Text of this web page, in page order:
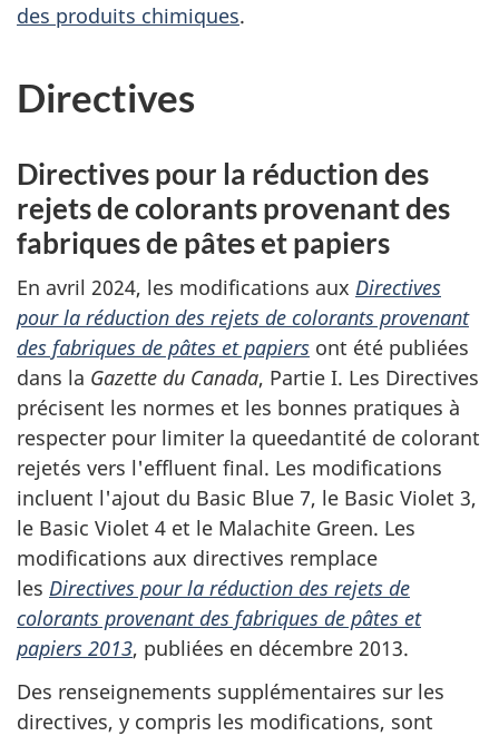
des produits chimiques.
Directives
Directives pour la réduction des
rejets de colorants provenant des
fabriques de pâtes et papiers
En avril 2024, les modifications aux Directives
pour la réduction des rejets de colorants provenant
des fabriques de pâtes et papiers ont été publiées
dans la Gazette du Canada, Partie I. Les Directives
précisent les normes et les bonnes pratiques à
respecter pour limiter la queedantité de colorant
rejetés vers l'effluent final. Les modifications
incluent l'ajout du Basic Blue 7, le Basic Violet 3,
le Basic Violet 4 et le Malachite Green. Les
modifications aux directives remplace
les Directives pour la réduction des rejets de
colorants provenant des fabriques de pâtes et
papiers 2013, publiées en décembre 2013.
Des renseignements supplémentaires sur les
directives, y compris les modifications, sont